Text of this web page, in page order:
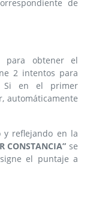
de
para obtener el
2 intentos para
Si en el primer
automáticamente
y reflejando en la
CONSTANCIA” se
el puntaje a